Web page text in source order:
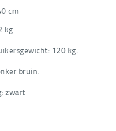
cm
kg
120 kg.
bruin.
zwart